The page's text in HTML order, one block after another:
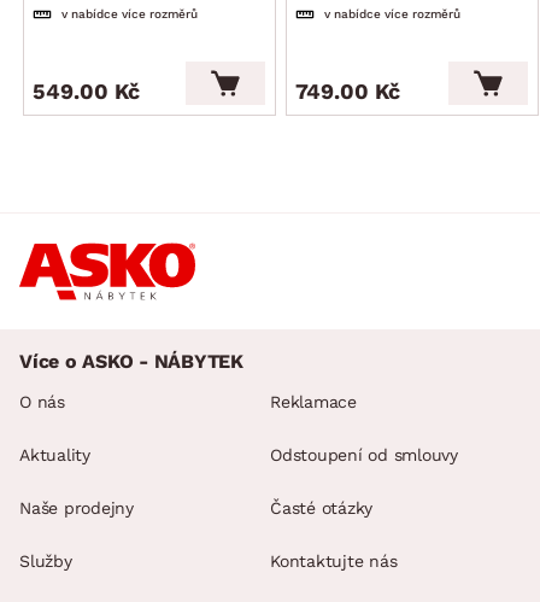
v nabídce více rozměrů
549.00 Kč
v nabídce více rozměrů
749.00 Kč
Více o ASKO - NÁBYTEK
O nás
Aktuality
Naše prodejny
Služby
Reklamace
Odstoupení od smlouvy
Časté otázky
Kontaktujte nás